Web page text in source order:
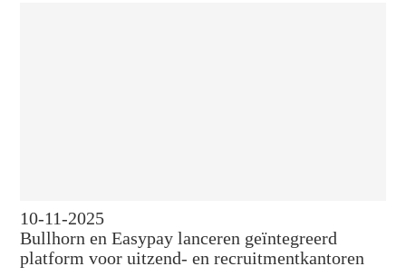
10-11-2025
Bullhorn en Easypay lanceren geïntegreerd
platform voor uitzend- en recruitmentkantoren